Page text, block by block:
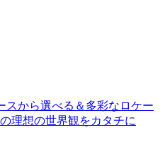
スから選べる＆多彩なロケー
理想の世界観をカタチに